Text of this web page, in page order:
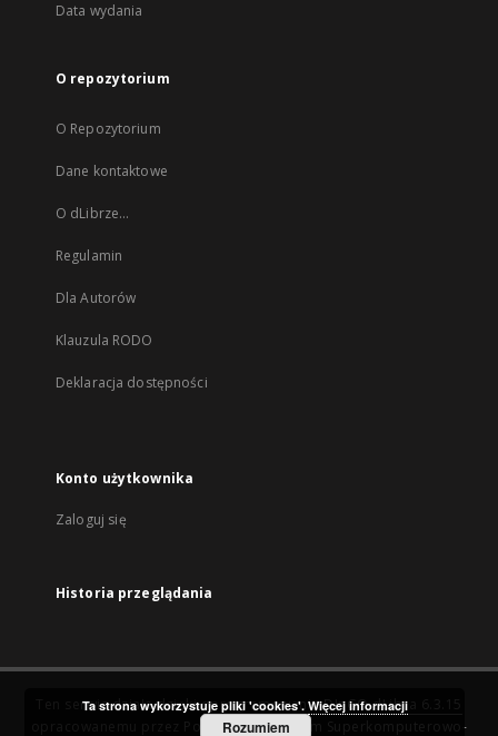
Data wydania
O repozytorium
O Repozytorium
Dane kontaktowe
O dLibrze...
Regulamin
Dla Autorów
Klauzula RODO
Deklaracja dostępności
Konto użytkownika
Zaloguj się
Historia przeglądania
Ten serwis działa dzięki oprogramowaniuDInGO dLibra 6.3.15
Poznańskie Centrum Superkomputerowo-
Ta strona wykorzystuje pliki 'cookies'. Więcej informacji
Rozumiem